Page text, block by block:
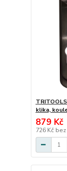
klika,
879 Kč
726 Kč bez